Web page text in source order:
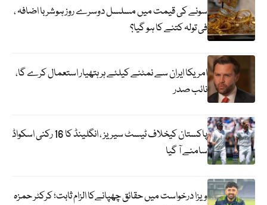
سونے کی قیمت میں مسلسل دوسرے روز ہوشربا اضافہ ،
فی تولہ کتنے کا ہو گیا؟
امریکا ایران سے نمٹنے کیلئے ہر ہتھیار استعمال کرے گا،
نائب صدر
پاکستان کیخلاف ٹیسٹ سیریز ، انگلینڈ کا 16 رکنی اسکواڈ
سامنے آ گیا
ویزا درخواست میں حقائق چھپانےکا الزام ثابت؛ کرکٹر حمزہ